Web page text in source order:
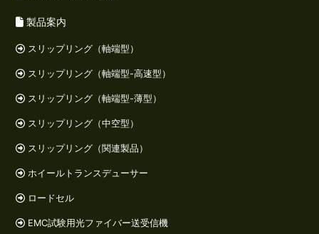
製品案内
スリップリング（軸端型）
スリップリング（軸端型-高速型）
スリップリング（軸端型-薄型）
スリップリング（中空型）
スリップリング（関連製品）
ホイールトランスデューサー
ロードセル
EMC試験用光ファイバー送受信機